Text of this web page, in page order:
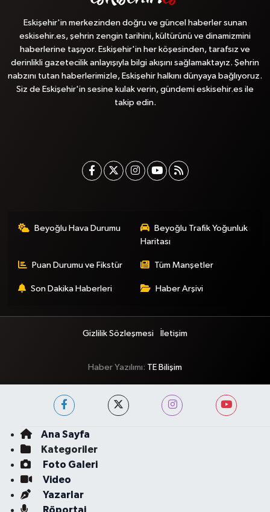
Eskişehir'in merkezinden doğru ve güncel haberler sunan
eskisehir.es, şehrin zengin tarihini, kültürünü ve dinamizmini
haberlerine taşıyor. Eskişehir'in her köşesinden, tarafsız ve
derinlikli gazetecilik anlayışıyla bilgi akışını sağlamaktayız. Şehrin
nabzını tutan haberlerimizle, Eskişehir halkını dünyaya bağlıyoruz.
Siz de Eskişehir'in sesine kulak verin, gündemi eskisehir.es ile
takip edin.
Beyoğlu Hava Durumu
Beyoğlu Trafik Yoğunluk
Haritası
Puan Durumu ve Fikstür Tüm Manşetler
Son Dakika Haberleri Haber Arşivi
Gizlilik Sözleşmesi İletişim
Haber Yazılımı: TE Bilişim
Ana Sayfa
Kategoriler
Foto Galeri
Video
Yazarlar
Röportaj